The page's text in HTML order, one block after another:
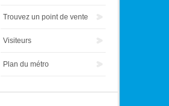
Trouvez un point de vente
Visiteurs
Plan du métro